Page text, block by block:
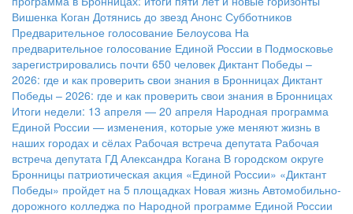
Вишенка Коган Дотянись до звезд Анонс Субботников
Предварительное голосование Белоусова На
предварительное голосование Единой России в Подмосковье
зарегистрировались почти 650 человек Диктант Победы –
2026: где и как проверить свои знания в Бронницах Диктант
Победы – 2026: где и как проверить свои знания в Бронницах
Итоги недели: 13 апреля — 20 апреля Народная программа
Единой России — изменения, которые уже меняют жизнь в
наших городах и сёлах Рабочая встреча депутата Рабочая
встреча депутата ГД Александра Когана В городском округе
Бронницы патриотическая акция «Единой России» «Диктант
Победы» пройдет на 5 площадках Новая жизнь Автомобильно-
дорожного колледжа по Народной программе Единой России